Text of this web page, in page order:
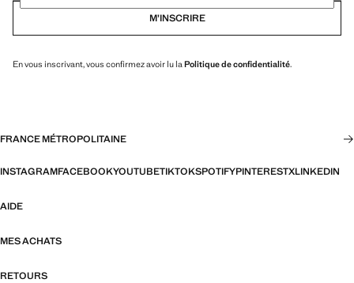
M’INSCRIRE
En vous inscrivant, vous confirmez avoir lu la Politique de confidentialité.
FRANCE MÉTROPOLITAINE
INSTAGRAMFACEBOOKYOUTUBETIKTOKSPOTIFYPINTERESTXLINKEDIN
AIDE
MES ACHATS
RETOURS